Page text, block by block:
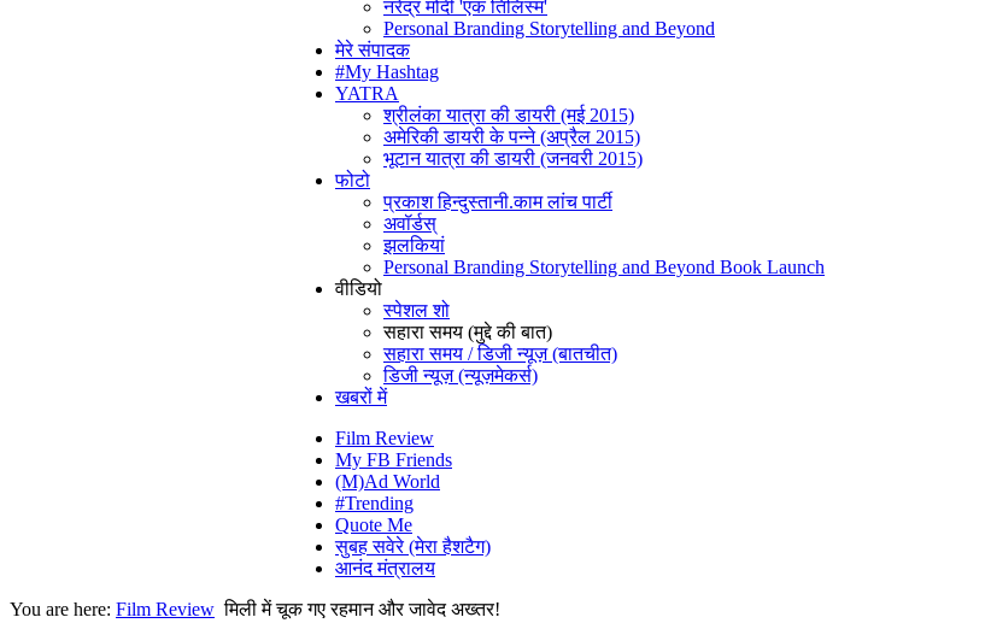
नरेंद्र मोदी 'एक तिलिस्म'
Personal Branding Storytelling and Beyond
मेरे संपादक
#My Hashtag
YATRA
श्रीलंका यात्रा की डायरी (मई 2015)
अमेरिकी डायरी के पन्ने (अप्रैल 2015)
भूटान यात्रा की डायरी (जनवरी 2015)
फोटो
प्रकाश हिन्दुस्तानी.काम लांच पार्टी
अवॉर्डस्
झलकियां
Personal Branding Storytelling and Beyond Book Launch
वीडियो
स्पेशल शो
सहारा समय (मुद्दे की बात)
सहारा समय / डिजी न्यूज़ (बातचीत)
डिजी न्यूज़ (न्यूज़मेकर्स)
खबरों में
Film Review
My FB Friends
(M)Ad World
#Trending
Quote Me
सुबह सवेरे (मेरा हैशटैग)
आनंद मंत्रालय
You are here: Film Review मिली में चूक गए रहमान और जावेद अख्तर!